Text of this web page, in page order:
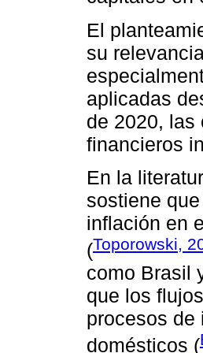
El
su
aplicadas
de 2020, las
financieros
En la
sostiene
inflación en
(Toporowski,
como Brasil
que los
procesos de
domésticos (